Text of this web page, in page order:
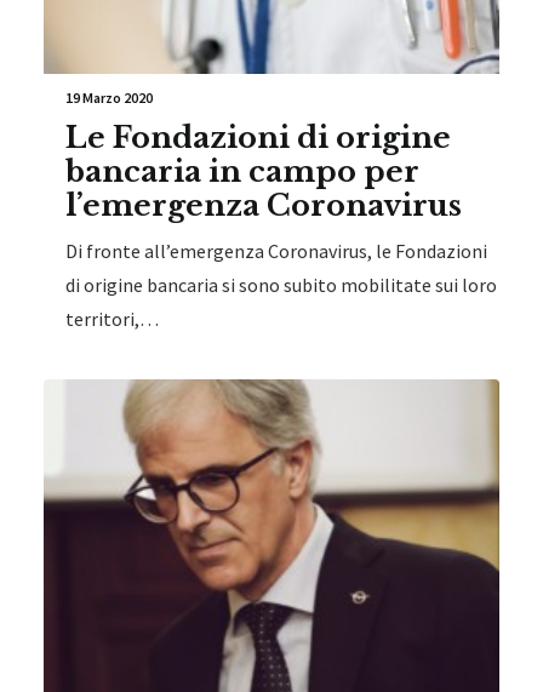
19 Marzo 2020
Le Fondazioni di origine
bancaria in campo per
l’emergenza Coronavirus
Di fronte all’emergenza Coronavirus, le Fondazioni
di origine bancaria si sono subito mobilitate sui loro
territori,…